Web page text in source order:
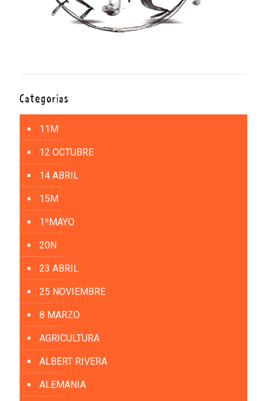
Categorías
11M
12 OCTUBRE
14 ABRIL
15M
1ºMAYO
20N
23 ABRIL
25 NOVIEMBRE
8 MARZO
AGRICULTURA
ALBERT RIVERA
ALEMANIA